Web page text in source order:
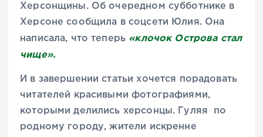
Херсонщины. Об очередном субботнике в
Херсоне сообщила в соцсети Юлия. Она
написала, что теперь «клочок Острова стал
чище».
И в завершении статьи хочется порадовать
читателей красивыми фотографиями,
которыми делились херсонцы. Гуляя по
родному городу, жители искренне